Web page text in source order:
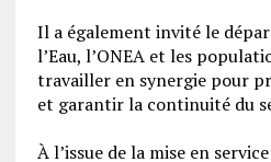
‎Il a également invité le
l’Eau, l’ONEA et les
travailler en synergie pour
et garantir la continuité du
‎À l’issue de la mise en